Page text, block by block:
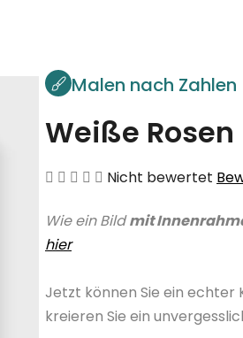
Malen nach Zahlen
Weiße Rosen
Die
Produktbewertung
von
5
Nicht bewertet
Wie ein Bildmit
hier
Jetzt können Sie ein echter
kreieren Sie ein